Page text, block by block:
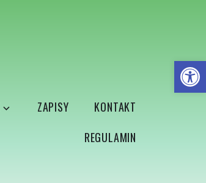
ZAPISY
KONTAKT
REGULAMIN